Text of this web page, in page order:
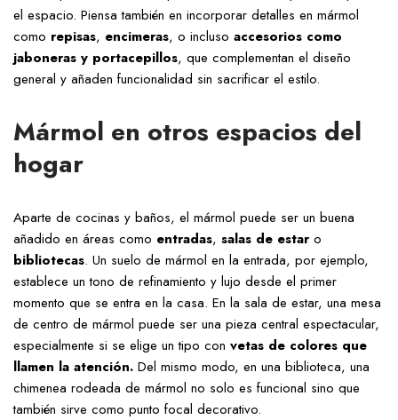
el espacio. Piensa también en incorporar detalles en mármol
como repisas, encimeras, o incluso accesorios como
jaboneras y portacepillos, que complementan el diseño
general y añaden funcionalidad sin sacrificar el estilo.
Mármol en otros espacios del
hogar
Aparte de cocinas y baños, el mármol puede ser un buena
añadido en áreas como entradas, salas de estaro
bibliotecas. Un suelo de mármol en la entrada, por ejemplo,
establece un tono de refinamiento y lujo desde el primer
momento que se entra en la casa. En la sala de estar, una mesa
de centro de mármol puede ser una pieza central espectacular,
especialmente si se elige un tipo con vetas de colores que
llamen la atención. Del mismo modo, en una biblioteca, una
chimenea rodeada de mármol no solo es funcional sino que
también sirve como punto focal decorativo.